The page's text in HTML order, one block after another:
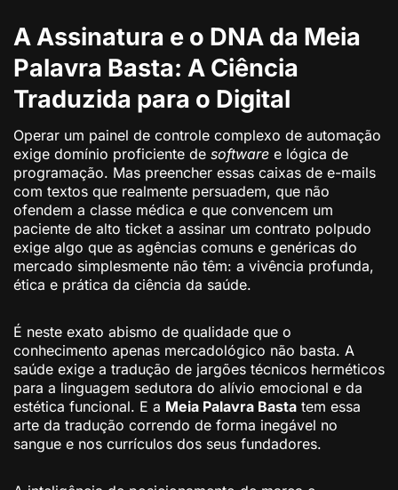
A Assinatura e o DNA da Meia
Palavra Basta: A Ciência
Traduzida para o Digital
Operar um painel de controle complexo de automação
exige domínio proficiente de software e lógica de
programação. Mas preencher essas caixas de e-mails
com textos que realmente persuadem, que não
ofendem a classe médica e que convencem um
paciente de alto ticket a assinar um contrato polpudo
exige algo que as agências comuns e genéricas do
mercado simplesmente não têm: a vivência profunda,
ética e prática da ciência da saúde.
É neste exato abismo de qualidade que o
conhecimento apenas mercadológico não basta. A
saúde exige a tradução de jargões técnicos herméticos
para a linguagem sedutora do alívio emocional e da
estética funcional. E a Meia Palavra Basta tem essa
arte da tradução correndo de forma inegável no
sangue e nos currículos dos seus fundadores.